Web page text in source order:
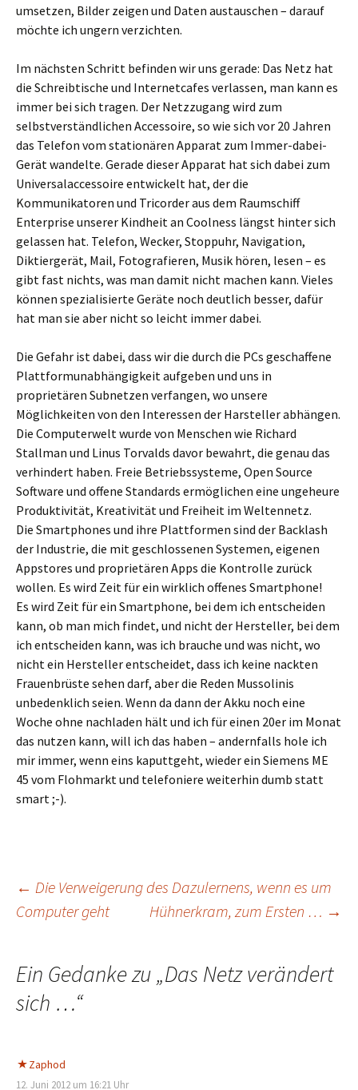
umsetzen, Bilder zeigen und Daten austauschen – darauf
möchte ich ungern verzichten.
Im nächsten Schritt befinden wir uns gerade: Das Netz hat
die Schreibtische und Internetcafes verlassen, man kann es
immer bei sich tragen. Der Netzzugang wird zum
selbstverständlichen Accessoire, so wie sich vor 20 Jahren
das Telefon vom stationären Apparat zum Immer-dabei-
Gerät wandelte. Gerade dieser Apparat hat sich dabei zum
Universalaccessoire entwickelt hat, der die
Kommunikatoren und Tricorder aus dem Raumschiff
Enterprise unserer Kindheit an Coolness längst hinter sich
gelassen hat. Telefon, Wecker, Stoppuhr, Navigation,
Diktiergerät, Mail, Fotografieren, Musik hören, lesen – es
gibt fast nichts, was man damit nicht machen kann. Vieles
können spezialisierte Geräte noch deutlich besser, dafür
hat man sie aber nicht so leicht immer dabei.
Die Gefahr ist dabei, dass wir die durch die PCs geschaffene
Plattformunabhängigkeit aufgeben und uns in
proprietären Subnetzen verfangen, wo unsere
Möglichkeiten von den Interessen der Harsteller abhängen.
Die Computerwelt wurde von Menschen wie Richard
Stallman und Linus Torvalds davor bewahrt, die genau das
verhindert haben. Freie Betriebssysteme, Open Source
Software und offene Standards ermöglichen eine ungeheure
Produktivität, Kreativität und Freiheit im Weltennetz.
Die Smartphones und ihre Plattformen sind der Backlash
der Industrie, die mit geschlossenen Systemen, eigenen
Appstores und proprietären Apps die Kontrolle zurück
wollen. Es wird Zeit für ein wirklich offenes Smartphone!
Es wird Zeit für ein Smartphone, bei dem ich entscheiden
kann, ob man mich findet, und nicht der Hersteller, bei dem
ich entscheiden kann, was ich brauche und was nicht, wo
nicht ein Hersteller entscheidet, dass ich keine nackten
Frauenbrüste sehen darf, aber die Reden Mussolinis
unbedenklich seien. Wenn da dann der Akku noch eine
Woche ohne nachladen hält und ich für einen 20er im Monat
das nutzen kann, will ich das haben – andernfalls hole ich
mir immer, wenn eins kaputtgeht, wieder ein Siemens ME
45 vom Flohmarkt und telefoniere weiterhin dumb statt
smart ;-).
Beitragsnavigation
← Die Verweigerung des Dazulernens, wenn es um
Computer geht
Hühnerkram, zum Ersten … →
Ein Gedanke zu „Das Netz verändert
sich …“
Zaphod
12. Juni 2012 um 16:21 Uhr